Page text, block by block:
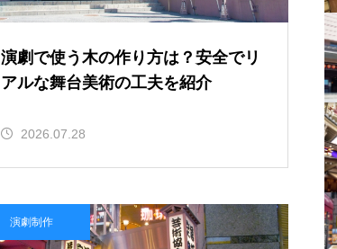
演劇で使う木の作り方は？安全でリ
アルな舞台美術の工夫を紹介
2026.07.28
演劇制作